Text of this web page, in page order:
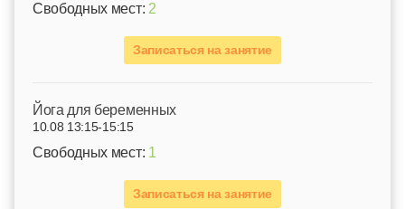
Свободных мест: 2
Записаться на занятие
Йога для беременных
10.08 13:15-15:15
Свободных мест: 1
Записаться на занятие